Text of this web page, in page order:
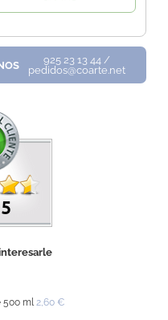
925 23 13 44 /
pedidos@coarte.net
500 ml 2,60 €